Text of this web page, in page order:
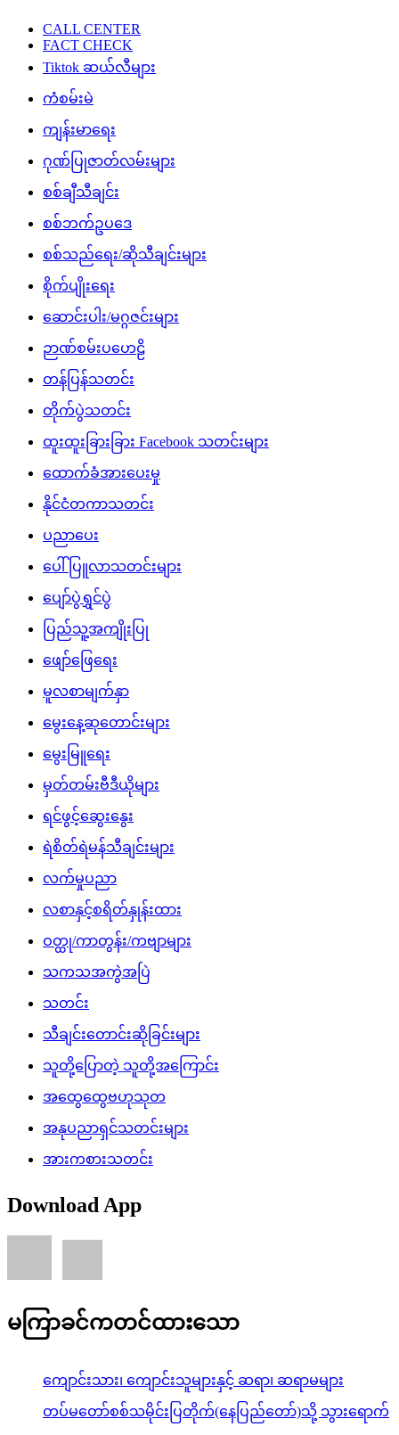
CALL CENTER
FACT CHECK
Tiktok ဆယ်လီများ
ကံစမ်းမဲ
ကျန်းမာရေး
ဂုဏ်ပြုဇာတ်လမ်းများ
စစ်ချီသီချင်း
စစ်ဘက်ဥပဒေ
စစ်သည်ရေး/ဆိုသီချင်းများ
စိုက်ပျိုးရေး
ဆောင်းပါး/မဂ္ဂဇင်းများ
ဉာဏ်စမ်းပဟေဠိ
တန်ပြန်သတင်း
တိုက်ပွဲသတင်း
ထူးထူးခြားခြား Facebook သတင်းများ
ထောက်ခံအားပေးမှု
နိုင်ငံတကာသတင်း
ပညာပေး
ပေါ်ပြူလာသတင်းများ
ပျော်ပွဲရွှင်ပွဲ
ပြည်သူ့အကျိုးပြု
ဖျော်ဖြေရေး
မူလစာမျက်နှာ
မွေးနေ့ဆုတောင်းများ
မွေးမြူရေး
မှတ်တမ်းဗီဒီယိုများ
ရင်ဖွင့်ဆွေးနွေး
ရဲစိတ်ရဲမန်သီချင်းများ
လက်မှုပညာ
လစာနှင့်စရိတ်နှုန်းထား
ဝတ္ထု/ကာတွန်း/ကဗျာများ
သကသအကွဲအပြဲ
သတင်း
သီချင်းတောင်းဆိုခြင်းများ
သူတို့ပြောတဲ့ သူတို့အကြောင်း
အထွေထွေဗဟုသုတ
အနုပညာရှင်သတင်းများ
အားကစားသတင်း
Download App
မကြာခင်ကတင်ထားသော
ကျောင်းသား၊ ကျောင်းသူများနှင့် ဆရာ၊ ဆရာမများ
တပ်မတော်စစ်သမိုင်းပြတိုက်(နေပြည်တော်)သို့ သွားရောက်